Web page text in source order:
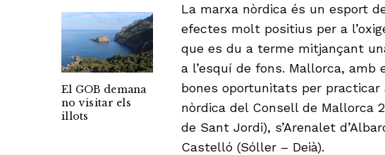
El GOB demana
no visitar els
illots
La marxa nòrdica és un esport
efectes molt positius per a
que es du a terme mitjançant
a l’esquí de fons. Mallorca,
bones oportunitats per
nòrdica del Consell de Mallorca
de Sant Jordi), s’Arenalet
Castelló (Sóller – Deià).